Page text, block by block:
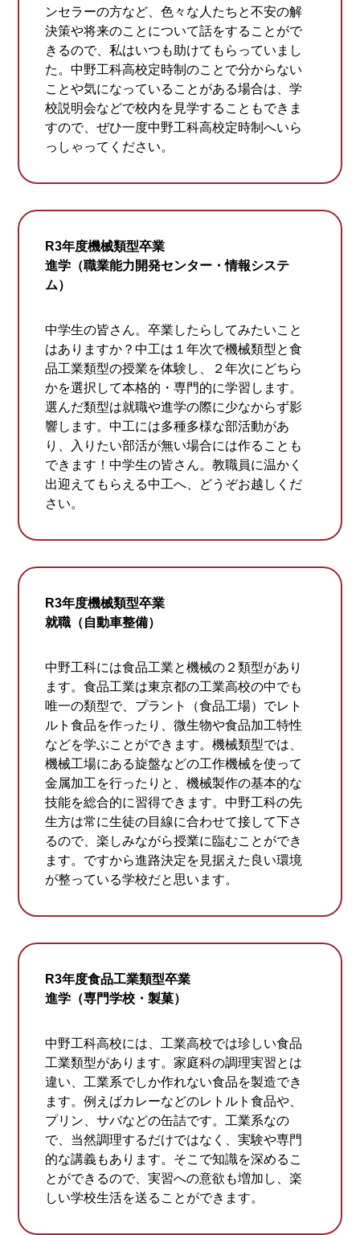
ンセラーの方など、色々な人たちと不安の解
決策や将来のことについて話をすることがで
きるので、私はいつも助けてもらっていまし
た。中野工科高校定時制のことで分からない
ことや気になっていることがある場合は、学
校説明会などで校内を見学することもできま
すので、ぜひ一度中野工科高校定時制へいら
っしゃってください。
R3年度機械類型卒業
進学（職業能力開発センター・情報システ
ム）
中学生の皆さん。卒業したらしてみたいこと
はありますか？中工は１年次で機械類型と食
品工業類型の授業を体験し、２年次にどちら
かを選択して本格的・専門的に学習します。
選んだ類型は就職や進学の際に少なからず影
響します。中工には多種多様な部活動があ
り、入りたい部活が無い場合には作ることも
できます！中学生の皆さん。教職員に温かく
出迎えてもらえる中工へ、どうぞお越しくだ
さい。
R3年度機械類型卒業
就職（自動車整備）
中野工科には食品工業と機械の２類型があり
ます。食品工業は東京都の工業高校の中でも
唯一の類型で、プラント（食品工場）でレト
ルト食品を作ったり、微生物や食品加工特性
などを学ぶことができます。機械類型では、
機械工場にある旋盤などの工作機械を使って
金属加工を行ったりと、機械製作の基本的な
技能を総合的に習得できます。中野工科の先
生方は常に生徒の目線に合わせて接して下さ
るので、楽しみながら授業に臨むことができ
ます。ですから進路決定を見据えた良い環境
が整っている学校だと思います。
R3年度食品工業類型卒業
進学（専門学校・製菓）
中野工科高校には、工業高校では珍しい食品
工業類型があります。家庭科の調理実習とは
違い、工業系でしか作れない食品を製造でき
ます。例えばカレーなどのレトルト食品や、
プリン、サバなどの缶詰です。工業系なの
で、当然調理するだけではなく、実験や専門
的な講義もあります。そこで知識を深めるこ
とができるので、実習への意欲も増加し、楽
しい学校生活を送ることができます。